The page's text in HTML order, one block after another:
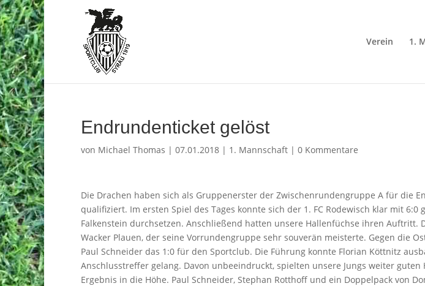
Verein 1.
Endrundenticket gelöst
von Michael Thomas | 07.01.2018 | 1. Mannschaft | 0 Kommentare
Die Drachen haben sich als Gruppenerster der Zwischenrundengruppe A für die
qualifiziert. Im ersten Spiel des Tages konnte sich der 1. FC Rodewisch klar mit 6:0
Falkenstein durchsetzen. Anschließend hatten unsere Hallenfüchse ihren Auftritt.
Wacker Plauen, der seine Vorrundengruppe sehr souverän meisterte. Gegen die
Paul Schneider das 1:0 für den Sportclub. Die Führung konnte Florian Köttnitz
Anschlusstreffer gelang. Davon unbeeindruckt, spielten unsere Jungs weiter
Ergebnis in die Höhe. Paul Schneider, Stephan Rotthoff und ein Doppelpack von